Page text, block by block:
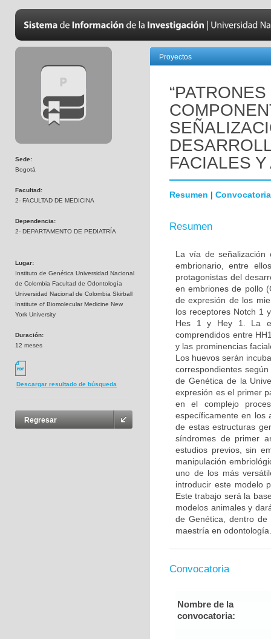
Sede:
Bogotá
Facultad:
2- FACULTAD DE MEDICINA
Dependencia:
2- DEPARTAMENTO DE PEDIATRÍA
Lugar:
Instituto de Genética Universidad Nacional
de Colombia Facultad de Odontología
Universidad Nacional de Colombia Skirball
Institute of Biomolecular Medicine New
York University
Duración:
12 meses
Descargar resultado de búsqueda
Regresar
Proyectos
FACIALES
Resumen | Convocatoria
Resumen
La vía de señalización
embrionario, entre
protagonistas del
en embriones de pollo
de expresión de los
los receptores Notch 1
Hes 1 y Hey 1. La
comprendidos entre
y las prominencias
Los huevos serán
correspondientes
de Genética de la
expresión es el primer
en el complejo
específicamente en los
de estas estructuras
síndromes de primer
estudios previos, sin
manipulación
uno de los más
introducir este modelo
Este trabajo será la
modelos animales y
de Genética, dentro
maestría en odontología.
Convocatoria
Nombre de la
convocatoria: